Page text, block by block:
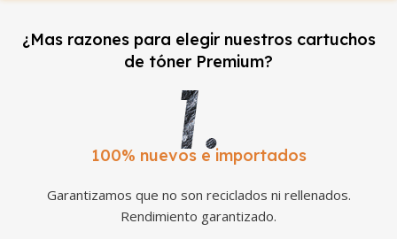
¿Mas razones para elegir nuestros cartuchos
de tóner Premium?
100% nuevos e importados
Garantizamos que no son reciclados ni rellenados.
Rendimiento garantizado.